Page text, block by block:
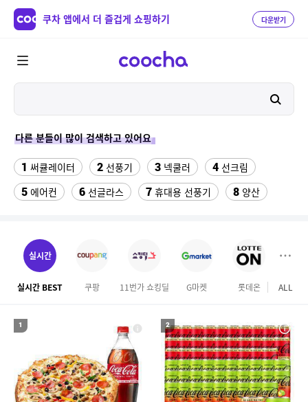
쿠차 앱에서 더 즐겁게 쇼핑하기 다운받기
다른 분들이 많이 검색하고 있어요
1 써큘레이터 2 선풍기 3 넥쿨러 4 선크림
5 에어컨 6 선글라스 7 휴대용 선풍기 8 양산
12 팔찌부자재
15 성인용세발자전거중고
17 겔럭시25카드케이스 18 여성칠부바지
크록스
ALL
실시간
실시간 BEST 쿠팡 11번가 쇼킹딜 G마켓 롯데온
1 2